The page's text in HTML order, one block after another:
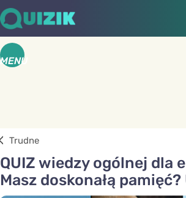
MENU
Trudne
QUIZ wiedzy ogólnej dla
Masz doskonałą